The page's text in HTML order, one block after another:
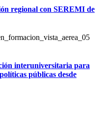
regional con SEREMI de
interuniversitaria para
públicas desde